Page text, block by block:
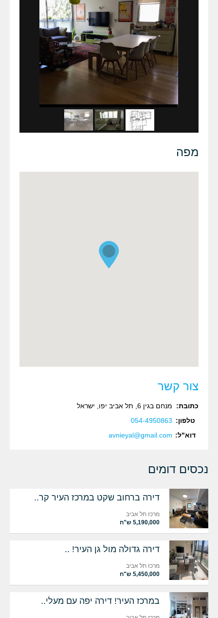
מפה
צור קשר
כתובת: מנחם בגין 6, תל אביב יפו, ישראל‏
טלפון: 054-4950863‏‏
דוא"ל: avnieyal@gmail.com
נכסים דומים
דירה ברחוב שקט במרכז העיר קר..
מרכז תל אביב
5,190,000 ש"ח
דירה גדולה מול גן העיר! ..
מרכז תל אביב
5,450,000 ש"ח
במרכז העיר! דירה יפה עם מעלי..